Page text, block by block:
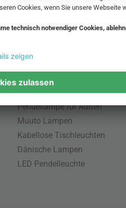
Beliebte Leuchten
Pendellampe für Außen
Muuto Lampen
Kabellose Tischleuchten
Dänische Lampen
LED Pendelleuchte